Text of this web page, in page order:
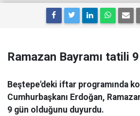
Ramazan Bayramı tatili
Beştepe'deki iftar programında
Cumhurbaşkanı Erdoğan,
9 gün olduğunu duyurdu.